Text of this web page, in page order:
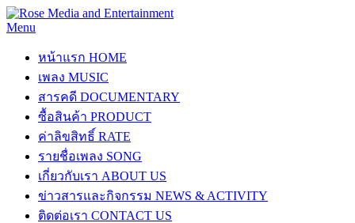
Menu
หน้าแรก HOME
เพลง MUSIC
สารคดี DOCUMENTARY
ซื้อสินค้า PRODUCT
ค่าลิขสิทธิ์ RATE
รายชื่อเพลง SONG
เกี่ยวกับเรา ABOUT US
ข่าวสารและกิจกรรม NEWS & ACTIVITY
ติดต่อเรา CONTACT US